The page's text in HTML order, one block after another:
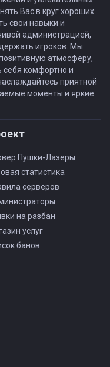
Вас в круг хороших
свои навыки и
администрацией,
игроков. Мы
атмосферу,
себя комфортно и
приятной
моменты и яркие
Пушки-Лазеры
статистика
серверов
на разбан
услуг
банов